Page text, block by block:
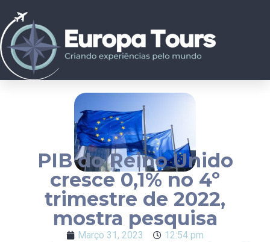
PIB do Reino Unido
cresce 0,1% no 4º
trimestre de 2022,
mostra pesquisa
Março 31, 2023
12:54 pm